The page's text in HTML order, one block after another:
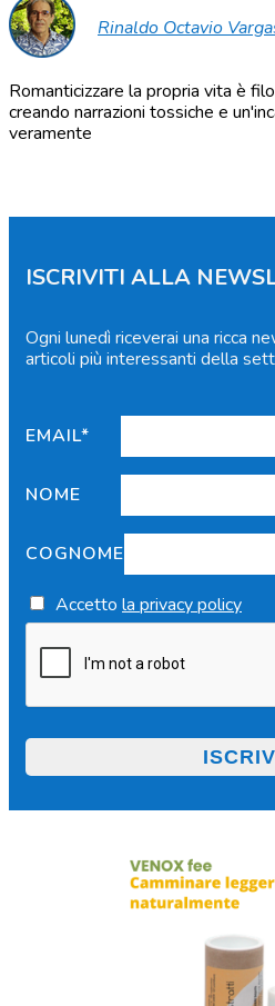
Rinaldo Octavio
Romanticizzare la propria vita è
creando narrazioni tossiche e
veramente
ISCRIVITI ALLA
Ogni lunedì riceverai una ricca
articoli più interessanti della
EMAIL*
NOME
COGNOME
Accetto la privacy policy